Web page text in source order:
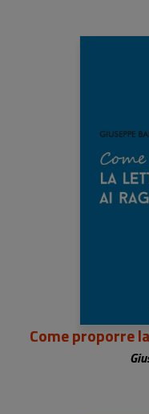
Come proporre